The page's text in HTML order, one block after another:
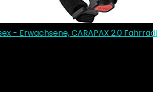
- Erwachsene, CARAPAX 2.0